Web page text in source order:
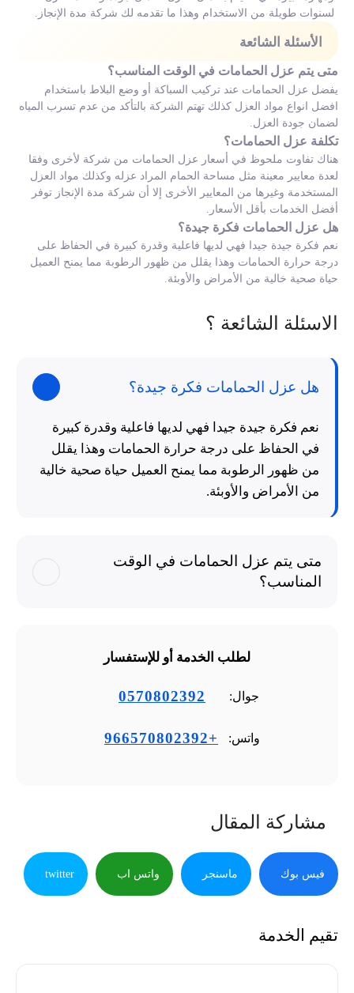
لسنوات طويلة من الاستخدام وهذا ما تقدمه لك شركة مدة الإنجاز.
الأسئلة الشائعة
متى يتم عزل الحمامات في الوقت المناسب؟
يفضل عزل الحمامات عند تركيب السباكة أو وضع البلاط باستخدام
افضل انواع مواد العزل كذلك تهتم الشركة بالتأكد من عدم تسرب المياه
لضمان جودة العزل.
تكلفة عزل الحمامات؟
هناك تفاوت ملحوظ في أسعار عزل الحمامات من شركة لأخرى وفقا
لعدة معايير معينة مثل مساحة الحمام المراد عزله وكذلك مواد العزل
المستخدمة وغيرها من المعايير الأخرى إلا أن شركة مدة الإنجاز توفر
أفضل الخدمات بأقل الأسعار.
هل عزل الحمامات فكرة جيدة؟
نعم فكرة جيدة جيدا فهي لديها فاعلية وقدرة كبيرة في الحفاظ على
درجة حرارة الحمامات وهذا يقلل من ظهور الرطوبة مما يمنح العميل
حياة صحية خالية من الأمراض والأوبئة.
الاسئلة الشائعة ؟
هل عزل الحمامات فكرة جيدة؟
نعم فكرة جيدة جيدا فهي لديها فاعلية وقدرة كبيرة
في الحفاظ على درجة حرارة الحمامات وهذا يقلل
من ظهور الرطوبة مما يمنح العميل حياة صحية خالية
من الأمراض والأوبئة.
متى يتم عزل الحمامات في الوقت
المناسب؟
لطلب الخدمة أو للإستفسار
جوال: 0570802392
واتس: +966570802392
مشاركة المقال
فيس بوك ماسنجر واتس اب twitter
تقيم الخدمة